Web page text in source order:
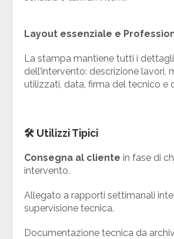
Layout essenziale e
La stampa mantiene tutti i
dell’intervento: descrizione lavori,
utilizzati, data, firma del tecnico e
🛠️ Utilizzi Tipici
Consegna al cliente in fase di
intervento.
Allegato a rapporti settimanali
supervisione tecnica.
Documentazione tecnica da